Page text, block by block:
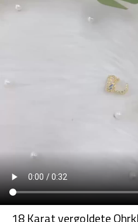
18 Karat vergoldete